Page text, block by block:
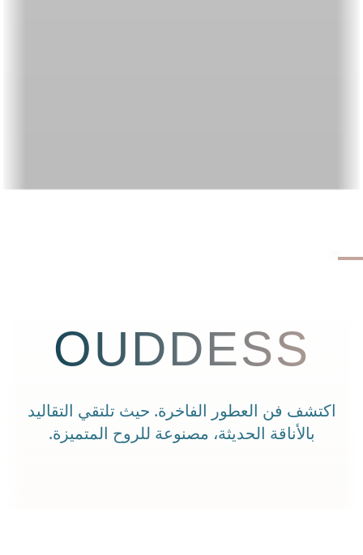
OUDDESS
اكتشف فن العطور الفاخرة. حيث تلتقي التقاليد
بالأناقة الحديثة، مصنوعة للروح المتميزة.